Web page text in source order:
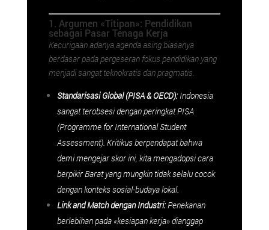
1. Argumen «Titipan»: Pendidikan
sebagai Pasar Tenaga Kerja
Kecurigaan adanya agenda asing biasanya
berdasar pada pergeseran fokus pendidikan yang
menjadi sangat teknokratis dan pragmatis.
Standarisasi Global (PISA & OECD):Indonesia
sangat terobsesi dengan peringkat PISA
(Programme for International Student
Assessment). Kritikus berpendapat bahwa
demi mengejar skor ini, kita mengadopsi cara
berpikir Barat yang mungkin tidak selalu cocok
dengan konteks sosial-budaya lokal.
Link and Match dengan Industri:Penekanan
berlebihan pada «kesiapan kerja» dianggap